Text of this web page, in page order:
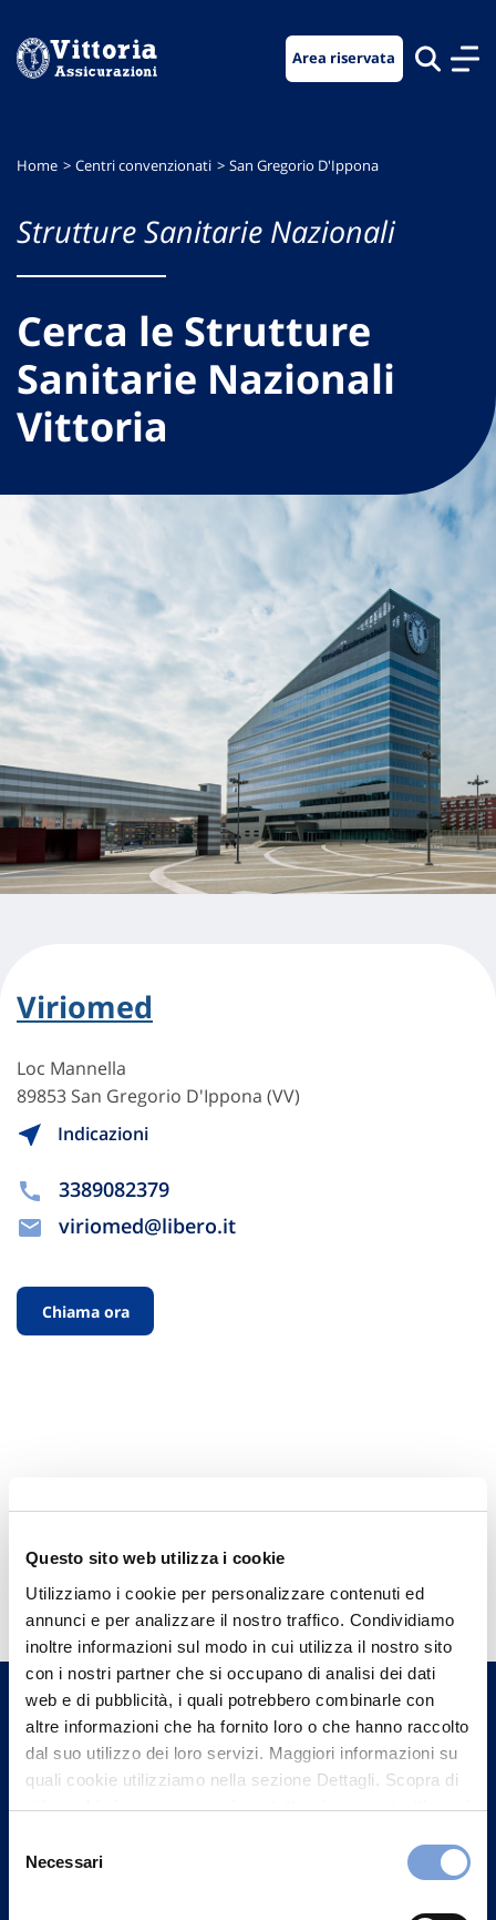
Questo sito web utilizza i cookie
Utilizziamo i cookie per personalizzare contenuti ed
annunci e per analizzare il nostro traffico. Condividiamo
inoltre informazioni sul modo in cui utilizza il nostro sito
con i nostri partner che si occupano di analisi dei dati
web e di pubblicità, i quali potrebbero combinarle con
altre informazioni che ha fornito loro o che hanno raccolto
dal suo utilizzo dei loro servizi. Maggiori informazioni su
quali cookie utilizziamo nella sezione Dettagli. Scopra di
più su chi siamo, come può contattarci e come trattiamo i
può trovare nel footer del sito nella sezione "Informativa
delNecessari
menu
contenuto
footer
Area riservata
Home Centri convenzionati San Gregorio D'Ippona
Strutture Sanitarie Nazionali
Cerca le Strutture
Sanitarie Nazionali
Vittoria
Viriomed
Loc Mannella
89853 San Gregorio D'Ippona (VV)
Indicazioni
3389082379
viriomed@libero.it
Chiama ora
Hai bisogno di
informazioni?
Trova l'Agenzia più vicina a te e parla con
un nostro Agente.
Contattaci